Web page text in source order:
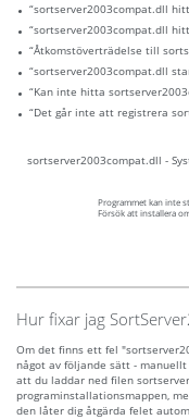
“sortserver2003compat.dll
“sortserver2003compat.dll
“Åtkomstöverträdelse till
“sortserver2003compat.dll
“Kan inte hitta
“Det går inte att registrera
sortserver2003compat.dll -
Programmet kan inte
Försök att installera
Hur fixar jag
Om det finns ett fel
något av följande sätt -
att du laddar ned filen
programinstallationsmappen,
den låter dig åtgärda felet